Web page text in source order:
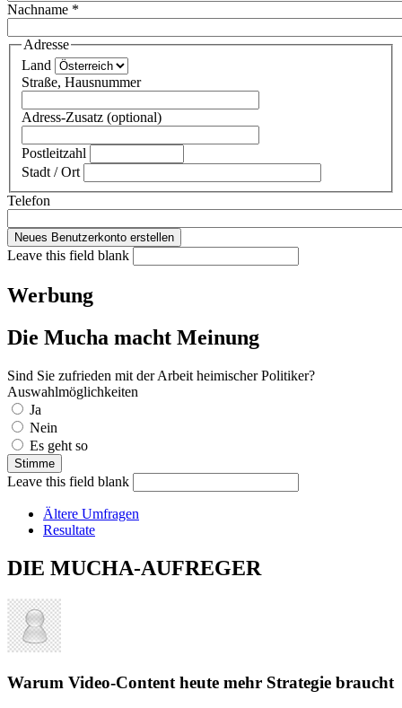
Nachname *
Adresse
Land
Straße, Hausnummer
Adress-Zusatz (optional)
Postleitzahl
Stadt / Ort
Telefon
Leave this field blank
Werbung
Die Mucha macht Meinung
Sind Sie zufrieden mit der Arbeit heimischer Politiker?
Auswahlmöglichkeiten
Ja
Nein
Es geht so
Leave this field blank
Ältere Umfragen
Resultate
DIE MUCHA-AUFREGER
Warum Video-Content heute mehr Strategie braucht